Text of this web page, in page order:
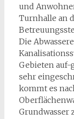
und
Turnhalle an
Die
Gebieten
sehr
kommt es
Grundwasser